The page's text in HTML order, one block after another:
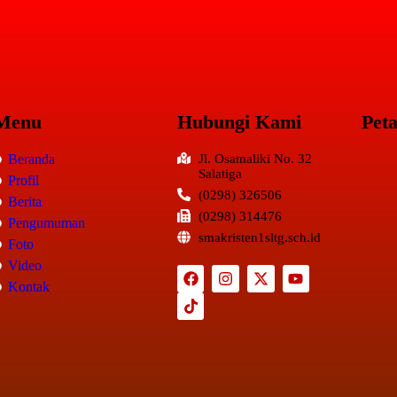
Beranda
Profil
Berita
Pengumuman
Foto
Video
Kontak
Hubungi Kami
Jl. Osamaliki No. 32
Salatiga
(0298) 326506
(0298) 314476
smakristen1sltg.sch.id